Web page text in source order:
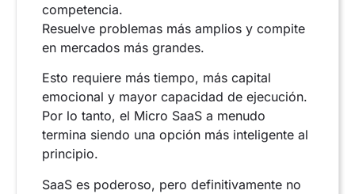
competencia.
Resuelve problemas más amplios y compite
en mercados más grandes.
Esto requiere más tiempo, más capital
emocional y mayor capacidad de ejecución.
Por lo tanto, el Micro SaaS a menudo
termina siendo una opción más inteligente al
principio.
SaaS es poderoso, pero definitivamente no